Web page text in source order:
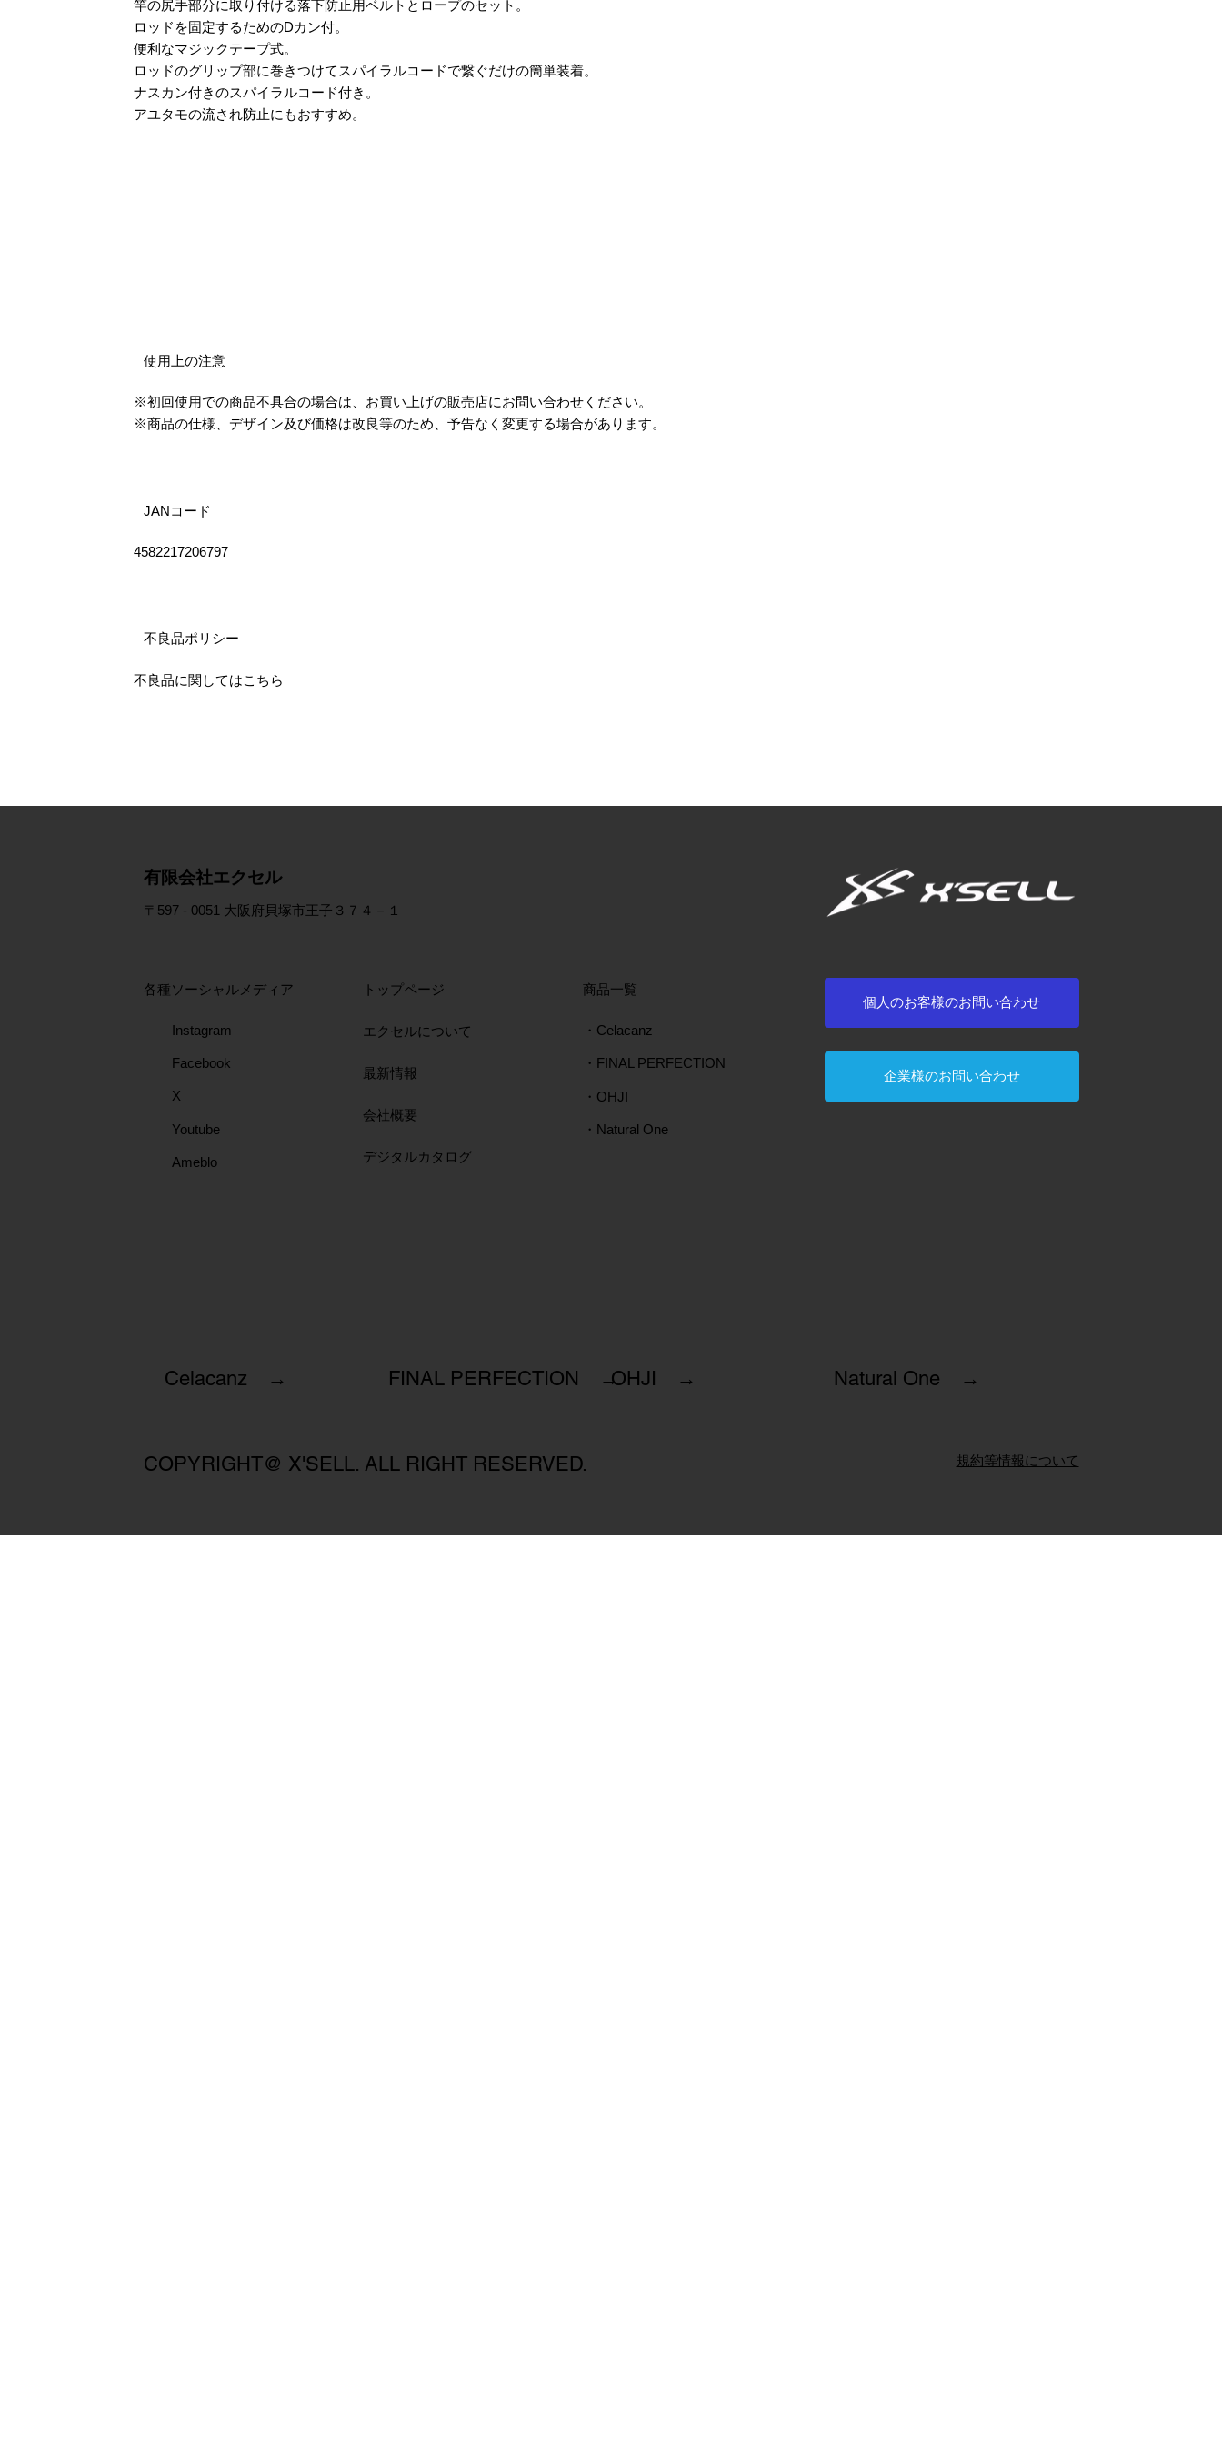
竿の尻手部分に取り付ける落下防止用ベルトとロープのセット。
ロッドを固定するためのDカン付。
便利なマジックテープ式。
ロッドのグリップ部に巻きつけてスパイラルコードで繋ぐだけの簡単装着。
ナスカン付きのスパイラルコード付き。
アユタモの流され防止にもおすすめ。
使用上の注意
※初回使用での商品不具合の場合は、お買い上げの販売店にお問い合わせください。
※商品の仕様、デザイン及び価格は改良等のため、予告なく変更する場合があります。
JANコード
4582217206797
不良品ポリシー
不良品に関してはこちら
​有限会社エクセル
〒597 - 0051 大阪府貝塚市王子３７４－１
各種ソーシャルメディア
Instagram
Facebook
X
Youtube
Ameblo
トップページ
エクセルについて
最新情報
会社概要
​デジタルカタログ
​商品一覧
・Celacanz
・FINAL PERFECTION
・OHJI
・Natural One
Celacanz → FINAL PERFECTION →OHJI → Natural One →
COPYRIGHT@ X'SELL. ALL RIGHT RESERVED.
個人のお客様のお問い合わせ
企業様のお問い合わせ
規約等情報について